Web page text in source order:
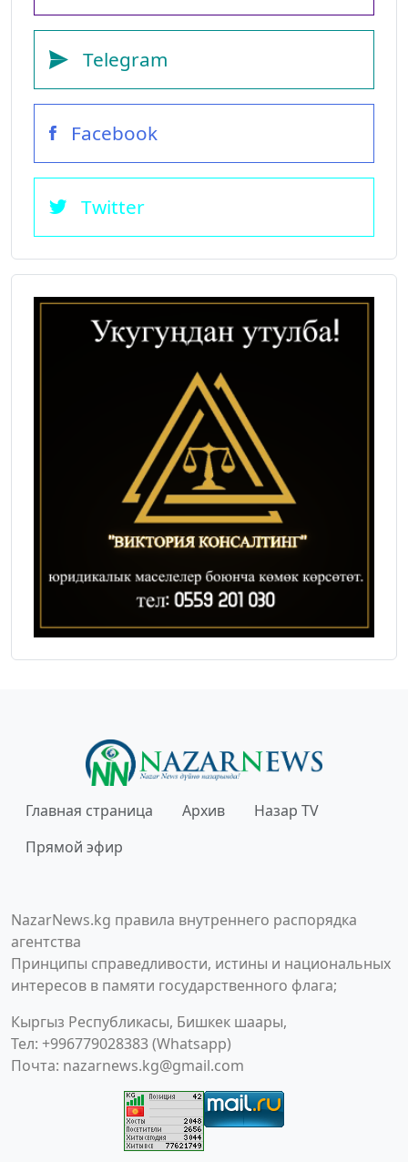
Telegram
Facebook
Twitter
Главная страница Архив
Назар TV
Прямой эфир
NazarNews.kg правила внутреннего распорядка
агентства
Принципы справедливости, истины и национальных
интересов в памяти государственного флага;
Кыргыз Республикасы, Бишкек шаары,
Тел: +996779028383 (Whatsapp)
Почта: nazarnews.kg@gmail.com